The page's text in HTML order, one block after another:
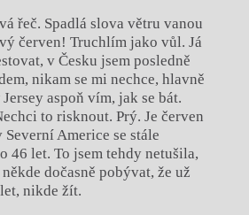
řeč. Spadlá slova větru vanou
červen! Truchlím jako vůl. Já
v Česku jsem posledně
nikam se mi nechce, hlavně
aspoň vím, jak se bát.
to risknout. Prý. Je červen
Americe se stále
46 let. To jsem tehdy netušila,
dočasně pobývat, že už
nikde žít.